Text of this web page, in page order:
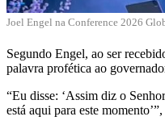
Joel Engel na Conference 2026
Segundo Engel, ao ser
palavra profética ao
“Eu disse: ‘Assim diz o
está aqui para este